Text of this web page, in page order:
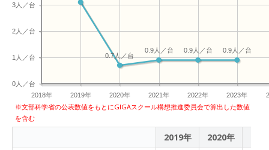
2018年 2019年 2020年 2021年 2022年 2023年
0人／台
1人／台
2人／台
3人／台
0.9人／台
0.9人／台
0.9人／台
0.7人／台
※文部科学省の公表数値をもとにGIGAスクール構想推進委員会で算出した数値
を含む
2019年 2020年